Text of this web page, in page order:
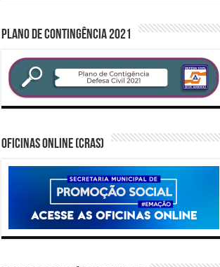
PLANO DE CONTINGÊNCIA 2021
Oficinas Online (CRAS)